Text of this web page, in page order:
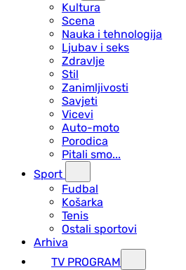
Kultura
Scena
Nauka i tehnologija
Ljubav i seks
Zdravlje
Stil
Zanimljivosti
Savjeti
Vicevi
Auto-moto
Porodica
Pitali smo...
Sport
Fudbal
Košarka
Tenis
Ostali sportovi
Arhiva
TV PROGRAM